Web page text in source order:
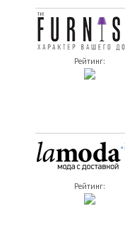
Рейтинг:
Рейтинг: